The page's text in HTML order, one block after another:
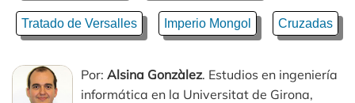
Tratado de Versalles Imperio Mongol Cruzadas
Por: Alsina Gonzàlez. Estudios en ingeniería
informática en la Universitat de Girona,